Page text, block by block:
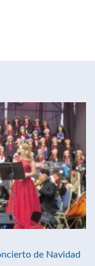
de Navidad